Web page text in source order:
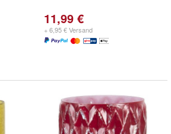
11,99 €
+ 6,95 € Versand